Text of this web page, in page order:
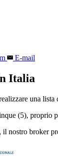
E-mail
Italia
una lista
(5), proprio
nostro broker